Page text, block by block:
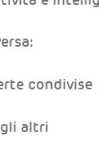
condivise
altri